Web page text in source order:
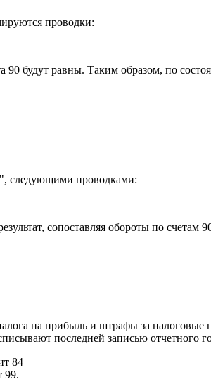
проводки:
будут равны. Таким образом, по
следующими проводками:
сопоставляя обороты по счетам
на прибыль и штрафы за налоговые
последней записью отчетного
84
99.